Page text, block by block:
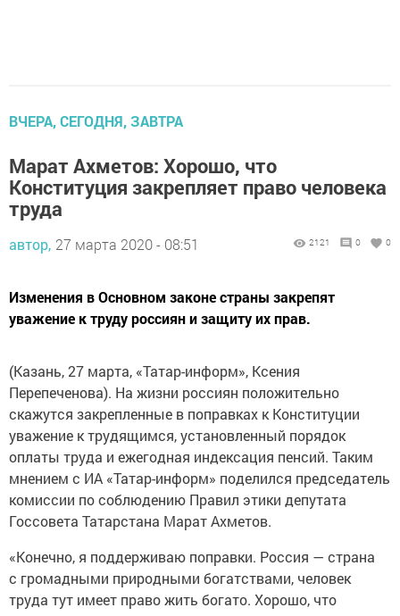
ВЧЕРА, СЕГОДНЯ, ЗАВТРА
Марат Ахметов: Хорошо, что
Конституция закрепляет право человека
труда
автор, 27 марта 2020 - 08:51 2121 0 0
Изменения в Основном законе страны закрепят
уважение к труду россиян и защиту их прав.
(Казань, 27 марта, «Татар-информ», Ксения
Перепеченова). На жизни россиян положительно
скажутся закрепленные в поправках к Конституции
уважение к трудящимся, установленный порядок
оплаты труда и ежегодная индексация пенсий. Таким
мнением с ИА «Татар-информ» поделился председатель
комиссии по соблюдению Правил этики депутата
Госсовета Татарстана Марат Ахметов.
«Конечно, я поддерживаю поправки. Россия — страна
с громадными природными богатствами, человек
труда тут имеет право жить богато. Хорошо, что